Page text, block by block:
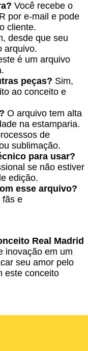
Você recebe o
por e-mail e pode
cliente.
desde que seu
arquivo.
é um arquivo
peças? Sim,
ao conceito e
O arquivo tem alta
na estamparia.
de
sublimação.
para usar?
se não estiver
edição.
esse arquivo?
fãs e
Real Madrid
inovação em um
seu amor pelo
este conceito